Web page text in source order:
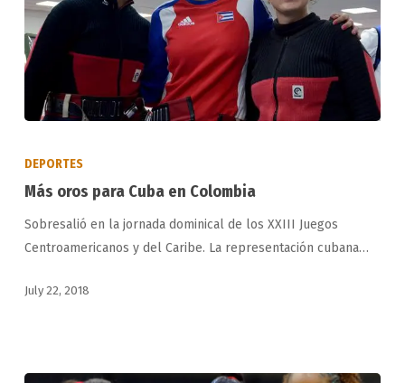
Cuba
en
Colombia
DEPORTES
Más oros para Cuba en Colombia
Sobresalió en la jornada dominical de los XXIII Juegos
Centroamericanos y del Caribe. La representación cubana…
July 22, 2018